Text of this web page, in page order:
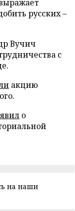
русских –
Вучич
с
акцию
о
на наши